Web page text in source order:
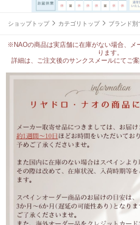
ショップトップ カテゴリトップ ブランド別
※NAOの商品は実店舗に在庫がない場合、メ
ります。
詳細は、ご注文後のサンクスメールにてご案